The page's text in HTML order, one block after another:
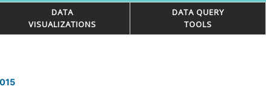
DATA
VISUALIZATIONS
DATA QUERY
TOOLS